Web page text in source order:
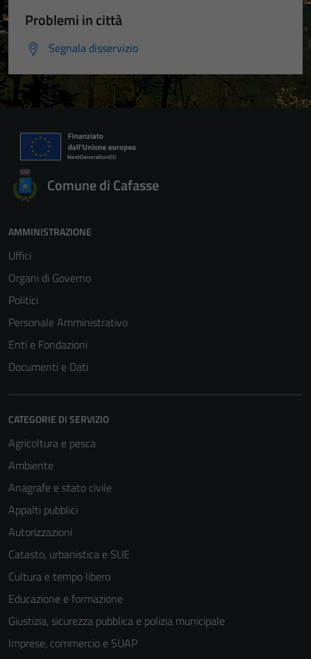
Problemi in città
Segnala disservizio
Comune di Cafasse
AMMINISTRAZIONE
Uffici
Organi di Governo
Politici
Personale Amministrativo
Enti e Fondazioni
Documenti e Dati
CATEGORIE DI SERVIZIO
Agricoltura e pesca
Ambiente
Anagrafe e stato civile
Appalti pubblici
Autorizzazioni
Catasto, urbanistica e SUE
Cultura e tempo libero
Educazione e formazione
Giustizia, sicurezza pubblica e polizia municipale
Imprese, commercio e SUAP